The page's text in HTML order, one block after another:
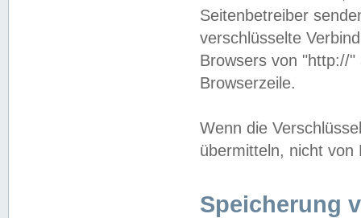
Seitenbetreiber
verschlüsselte
Browsers von "http://
Browserzeile.
Wenn die
übermitteln, nicht von
Speicherung